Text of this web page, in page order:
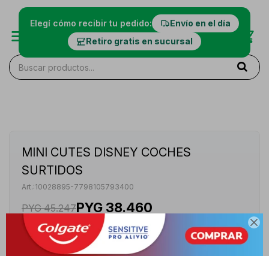

Elegí cómo recibir tu pedido:
Envío en el día
Retiro gratis en sucursal
MINI CUTES DISNEY COCHES
SURTIDOS
10028895-7798105793400
PYG 45.247PYG 38.460
VER STOCK EN TIENDAS